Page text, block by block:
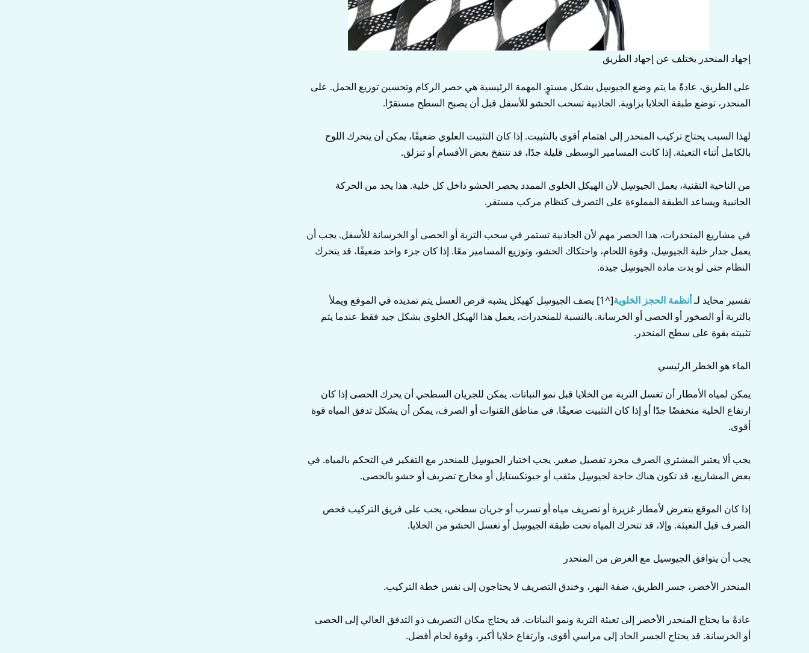
إجهاد المنحدر يختلف عن إجهاد الطريق
على الطريق، عادةً ما يتم وضع الجيوسِل بشكل مستوٍ. المهمة الرئيسية هي حصر الركام وتحسين توزيع الحمل. على
المنحدر، توضع طبقة الخلايا بزاوية. الجاذبية تسحب الحشو للأسفل قبل أن يصبح السطح مستقرًا.
لهذا السبب يحتاج تركيب المنحدر إلى اهتمام أقوى بالتثبيت. إذا كان التثبيت العلوي ضعيفًا، يمكن أن يتحرك اللوح
بالكامل أثناء التعبئة. إذا كانت المسامير الوسطى قليلة جدًا، قد تنتفخ بعض الأقسام أو تنزلق.
من الناحية التقنية، يعمل الجيوسِل لأن الهيكل الخلوي الممدد يحصر الحشو داخل كل خلية. هذا يحد من الحركة
الجانبية ويساعد الطبقة المملوءة على التصرف كنظام مركب مستقر.
في مشاريع المنحدرات، هذا الحصر مهم لأن الجاذبية تستمر في سحب التربة أو الحصى أو الخرسانة للأسفل. يجب أن
يعمل جدار خلية الجيوسِل، وقوة اللحام، واحتكاك الحشو، وتوزيع المسامير معًا. إذا كان جزء واحد ضعيفًا، قد يتحرك
النظام حتى لو بدت مادة الجيوسِل جيدة.
تفسير محايد لـأنظمة الحجز الخلوية
[^1] يصف الجيوسِل كهيكل يشبه قرص العسل يتم تمديده في الموقع ويملأ
بالتربة أو الصخور أو الحصى أو الخرسانة. بالنسبة للمنحدرات، يعمل هذا الهيكل الخلوي بشكل جيد فقط عندما يتم
تثبيته بقوة على سطح المنحدر.
الماء هو الخطر الرئيسي
يمكن لمياه الأمطار أن تغسل التربة من الخلايا قبل نمو النباتات. يمكن للجريان السطحي أن يحرك الحصى إذا كان
ارتفاع الخلية منخفضًا جدًا أو إذا كان التثبيت ضعيفًا. في مناطق القنوات أو الصرف، يمكن أن يشكل تدفق المياه قوة
أقوى.
يجب ألا يعتبر المشتري الصرف مجرد تفصيل صغير. يجب اختيار الجيوسِل للمنحدر مع التفكير في التحكم بالمياه. في
بعض المشاريع، قد تكون هناك حاجة لجيوسِل مثقب أو جيوتكستايل أو مخارج تصريف أو حشو بالحصى.
إذا كان الموقع يتعرض لأمطار غزيرة أو تصريف مياه أو تسرب أو جريان سطحي، يجب على فريق التركيب فحص
الصرف قبل التعبئة. وإلا، قد تتحرك المياه تحت طبقة الجيوسِل أو تغسل الحشو من الخلايا.
يجب أن يتوافق الجيوسيل مع الغرض من المنحدر
المنحدر الأخضر، جسر الطريق، ضفة النهر، وخندق التصريف لا يحتاجون إلى نفس خطة التركيب.
عادةً ما يحتاج المنحدر الأخضر إلى تعبئة التربة ونمو النباتات. قد يحتاج مكان التصريف ذو التدفق العالي إلى الحصى
أو الخرسانة. قد يحتاج الجسر الحاد إلى مراسي أقوى، وارتفاع خلايا أكبر، وقوة لحام أفضل.